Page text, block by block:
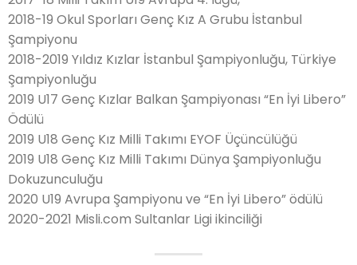
2018-19 Okul Sporları Genç Kız A Grubu İstanbul
Şampiyonu
2018-2019 Yıldız Kızlar İstanbul Şampiyonluğu, Türkiye
Şampiyonluğu
2019 U17 Genç Kızlar Balkan Şampiyonası “En İyi Libero”
Ödülü
2019 U18 Genç Kız Milli Takımı EYOF Üçüncülüğü
2019 U18 Genç Kız Milli Takımı Dünya Şampiyonluğu
Dokuzunculuğu
2020 U19 Avrupa Şampiyonu ve “En İyi Libero” ödülü
2020-2021 Misli.com Sultanlar Ligi ikinciliği